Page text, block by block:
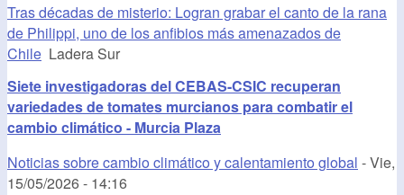
Tras décadas de misterio: Logran grabar el canto de la rana
de Philippi, uno de los anfibios más amenazados de
Chile Ladera Sur
Siete investigadoras del CEBAS-CSIC recuperan
variedades de tomates murcianos para combatir el
cambio climático - Murcia Plaza
Noticias sobre cambio climático y calentamiento global -Vie,
15/05/2026 - 14:16